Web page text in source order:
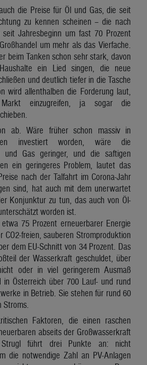
die Preise für Öl und Gas, die seit
zu kennen scheinen – die nach
Jahresbeginn um fast 70 Prozent
um mehr als das Vierfache.
beim Tanken schon sehr stark, davon
ein Lied singen, die neue
und deutlich tiefer in die Tasche
wird allenthalben die Forderung laut,
einzugreifen, ja sogar die
ab. Wäre früher schon massiv in
investiert worden, wäre die
und Gas geringer, und die saftigen
ein geringeres Problem, lautet das
nach der Talfahrt im Corona-Jahr
sind, hat auch mit dem unerwartet
Konjunktur zu tun, das auch von Öl-
worden ist.
75 Prozent erneuerbarer Energie
CO2-freien, sauberen Stromproduktion
dem EU-Schnitt von 34 Prozent. Das
der Wasserkraft geschuldet, über
oder in viel geringerem Ausmaß
in Österreich über 700 Lauf- und rund
in Betrieb. Sie stehen für rund 60
Stroms.
Faktoren, die einen raschen
abseits der Großwasserkraft
Strugl führt drei Punkte an: nicht
die notwendige Zahl an PV-Anlagen